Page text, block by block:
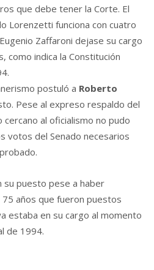
que debe tener la Corte. El
Lorenzetti funciona con cuatro
Zaffaroni dejase su cargo
como indica la Constitución
postuló a Roberto
Pese al expreso respaldo del
cercano al oficialismo no pudo
votos del Senado necesarios
su puesto pese a haber
años que fueron puestos
estaba en su cargo al momento
de 1994.